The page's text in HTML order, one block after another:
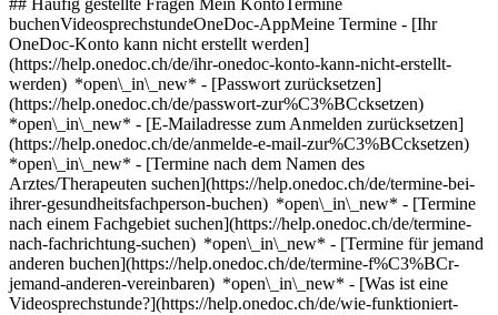
## Häufig gestellte Fragen Mein KontoTermine
buchenVideosprechstundeOneDoc-AppMeine Termine - [Ihr
OneDoc-Konto kann nicht erstellt werden]
(https://help.onedoc.ch/de/ihr-onedoc-konto-kann-nicht-erstellt-
werden) *open\_in\_new* - [Passwort zurücksetzen]
(https://help.onedoc.ch/de/passwort-zur%C3%BCcksetzen)
*open\_in\_new* - [E-Mailadresse zum Anmelden zurücksetzen]
(https://help.onedoc.ch/de/anmelde-e-mail-zur%C3%BCcksetzen)
*open\_in\_new* - [Termine nach dem Namen des
Arztes/Therapeuten suchen](https://help.onedoc.ch/de/termine-bei-
ihrer-gesundheitsfachperson-buchen) *open\_in\_new* - [Termine
nach einem Fachgebiet suchen](https://help.onedoc.ch/de/termine-
nach-fachrichtung-suchen) *open\_in\_new* - [Termine für jemand
anderen buchen](https://help.onedoc.ch/de/termine-f%C3%BCr-
jemand-anderen-vereinbaren) *open\_in\_new* - [Was ist eine
Videosprechstunde?](https://help.onedoc.ch/de/wie-funktioniert-